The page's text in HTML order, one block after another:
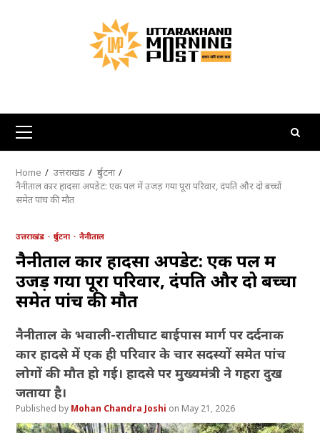
Primary
Menu
Home उत्तराखंड
दुर्घटना
नैनीताल कार हादसा अपडेट: एक पल में उजड़ गया पूरा परिवार, दंपति और दो बच्चों
समेत पांच की मौत
उत्तराखंड दुर्घटना नैनीताल
नैनीताल कार हादसा अपडेट: एक पल में
उजड़ गया पूरा परिवार, दंपति और दो बच्चों
समेत पांच की मौत
नैनीताल के भवाली-रातीघाट बाईपास मार्ग पर दर्दनाक
कार हादसे में एक ही परिवार के चार सदस्यों समेत पांच
लोगों की मौत हो गई। हादसे पर मुख्यमंत्री ने गहरा दुख
जताया है।
Mohan Chandra Joshi May 21, 2026